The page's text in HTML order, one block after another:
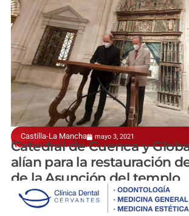
Castilla-La Mancha mayo 3, 2021
Restauración del retablo
Catedral de Cuenca y
alían para la restauración
de la Asunción del templo
manchainformacion.com